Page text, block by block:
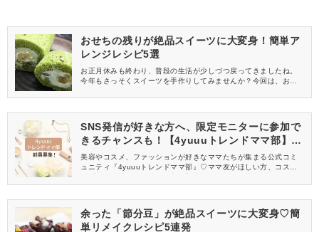
おせちの残りが絶品スイーツに大変身！簡単ア
レンジレシピ5選
お正月休みも終わり、普段の生活が少しづつ戻ってきましたね。
今年もさっそくスイーツを手作りしてみませんか？今回は、おせ
ーツレシピをご紹介します。おせちが余ってしまって困っている
スイーツに大変身させましょう♡
SNS発信が好きな方へ、限定モニターに参加で
きるチャンスも！【4yuuuトレンドママ部】部
員募集中
美容やコスメ、ファッションが好きなママたちが集まる公式コミ
ュニティ『4yuuuトレンドママ部』♡ママ友がほしい方、コスメサ
信してくれる方を募集しています！
余った「節分豆」が絶品スイーツに大変身♡簡
単リメイクレシピ5連発